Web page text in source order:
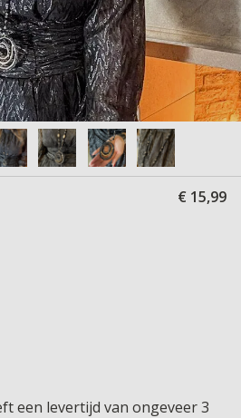
€ 15,99
een levertijd van ongeveer 3